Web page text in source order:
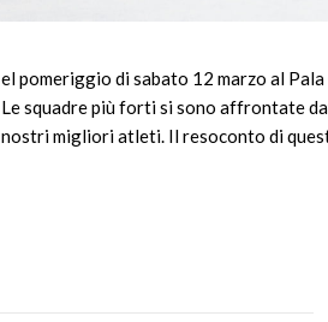
el pomeriggio di sabato 12 marzo al
Le squadre più forti si sono affrontate
nostri migliori atleti. Il resoconto di